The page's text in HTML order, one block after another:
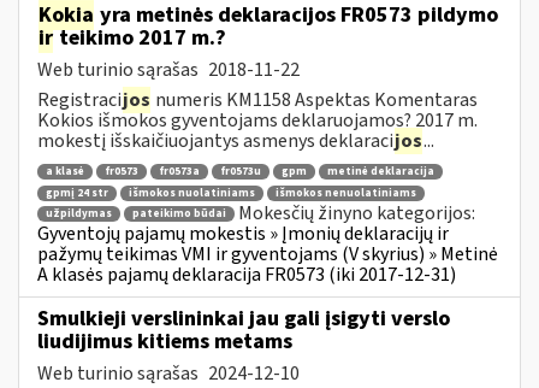
Kokia yra metinės deklaracijos FR0573 pildymo
irteikimo 2017 m.?
Web turinio sąrašas 2018-11-22
Registracijos numeris KM1158 Aspektas Komentaras
Kokios išmokos gyventojams deklaruojamos? 2017 m.
mokestį išskaičiuojantys asmenys deklaracijos...
a klasė fr0573 fr0573a fr0573u gpm
metinė deklaracija
gpmį 24 str
išmokos nuolatiniams
išmokos nenuolatiniams
užpildymas
pateikimo būdai
Mokesčių žinyno kategorijos:
Gyventojų pajamų mokestis » Įmonių deklaracijų ir
pažymų teikimas VMI ir gyventojams (V skyrius) » Metinė
A klasės pajamų deklaracija FR0573 (iki 2017-12-31)
Smulkieji verslininkai jau gali įsigyti verslo
liudijimus kitiems metams
Web turinio sąrašas 2024-12-10